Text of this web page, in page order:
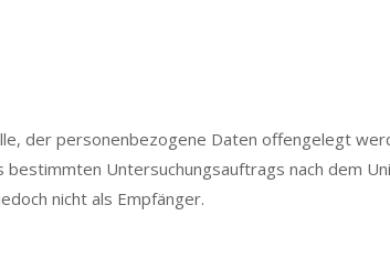
der personenbezogene Daten offengelegt
Untersuchungsauftrags nach dem
nicht als Empfänger.